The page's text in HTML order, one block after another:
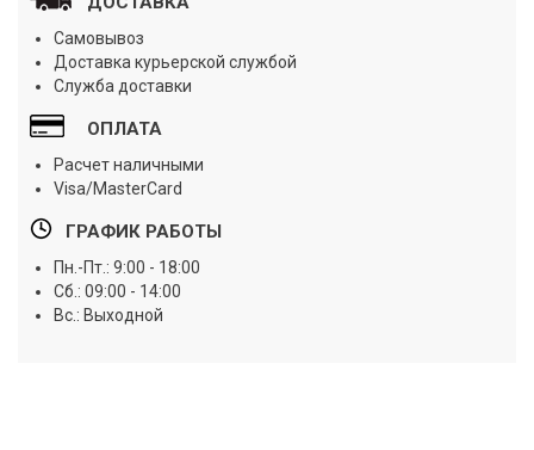
Самовывоз
Доставка курьерской службой
Служба доставки
ОПЛАТА
Расчет наличными
Visa/MasterCard
ГРАФИК РАБОТЫ
Пн.-Пт.: 9:00 - 18:00
Сб.: 09:00 - 14:00
Вс.: Выходной